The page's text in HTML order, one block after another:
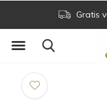
Gratis